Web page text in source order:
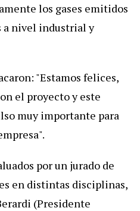
los gases emitidos
a nivel industrial y
"Estamos felices,
el proyecto y este
muy importante para
por un jurado de
en distintas disciplinas,
(Presidente